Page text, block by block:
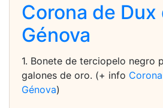
Corona de Dux
Génova
1. Bonete de terciopelo negro
galones de oro. (+ info
Génova)